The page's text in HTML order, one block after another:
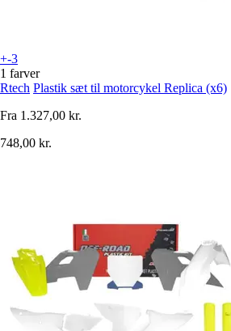
+-3
1 farver
Rtech Plastik sæt til motorcykel Replica (x6)
Fra 1.327,00 kr.
748,00 kr.